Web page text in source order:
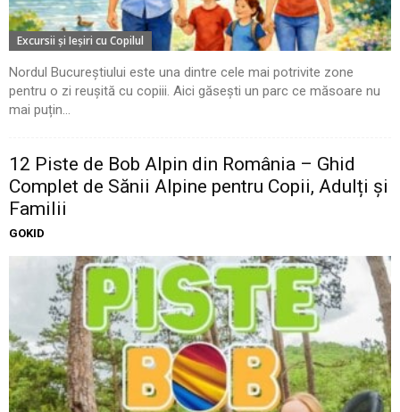
Excursii şi Ieşiri cu Copilul
Nordul Bucureștiului este una dintre cele mai potrivite zone
pentru o zi reușită cu copiii. Aici găsești un parc ce măsoare nu
mai puțin...
12 Piste de Bob Alpin din România – Ghid
Complet de Sănii Alpine pentru Copii, Adulți și
Familii
GOKID